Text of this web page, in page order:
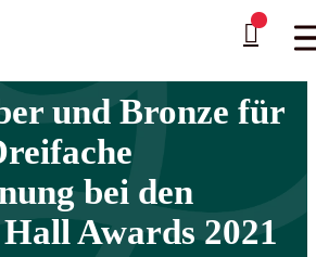
Gold, Silber und
bei den Brandon Hall Awards 2021
und Bronze für
bei den
Awards 2021